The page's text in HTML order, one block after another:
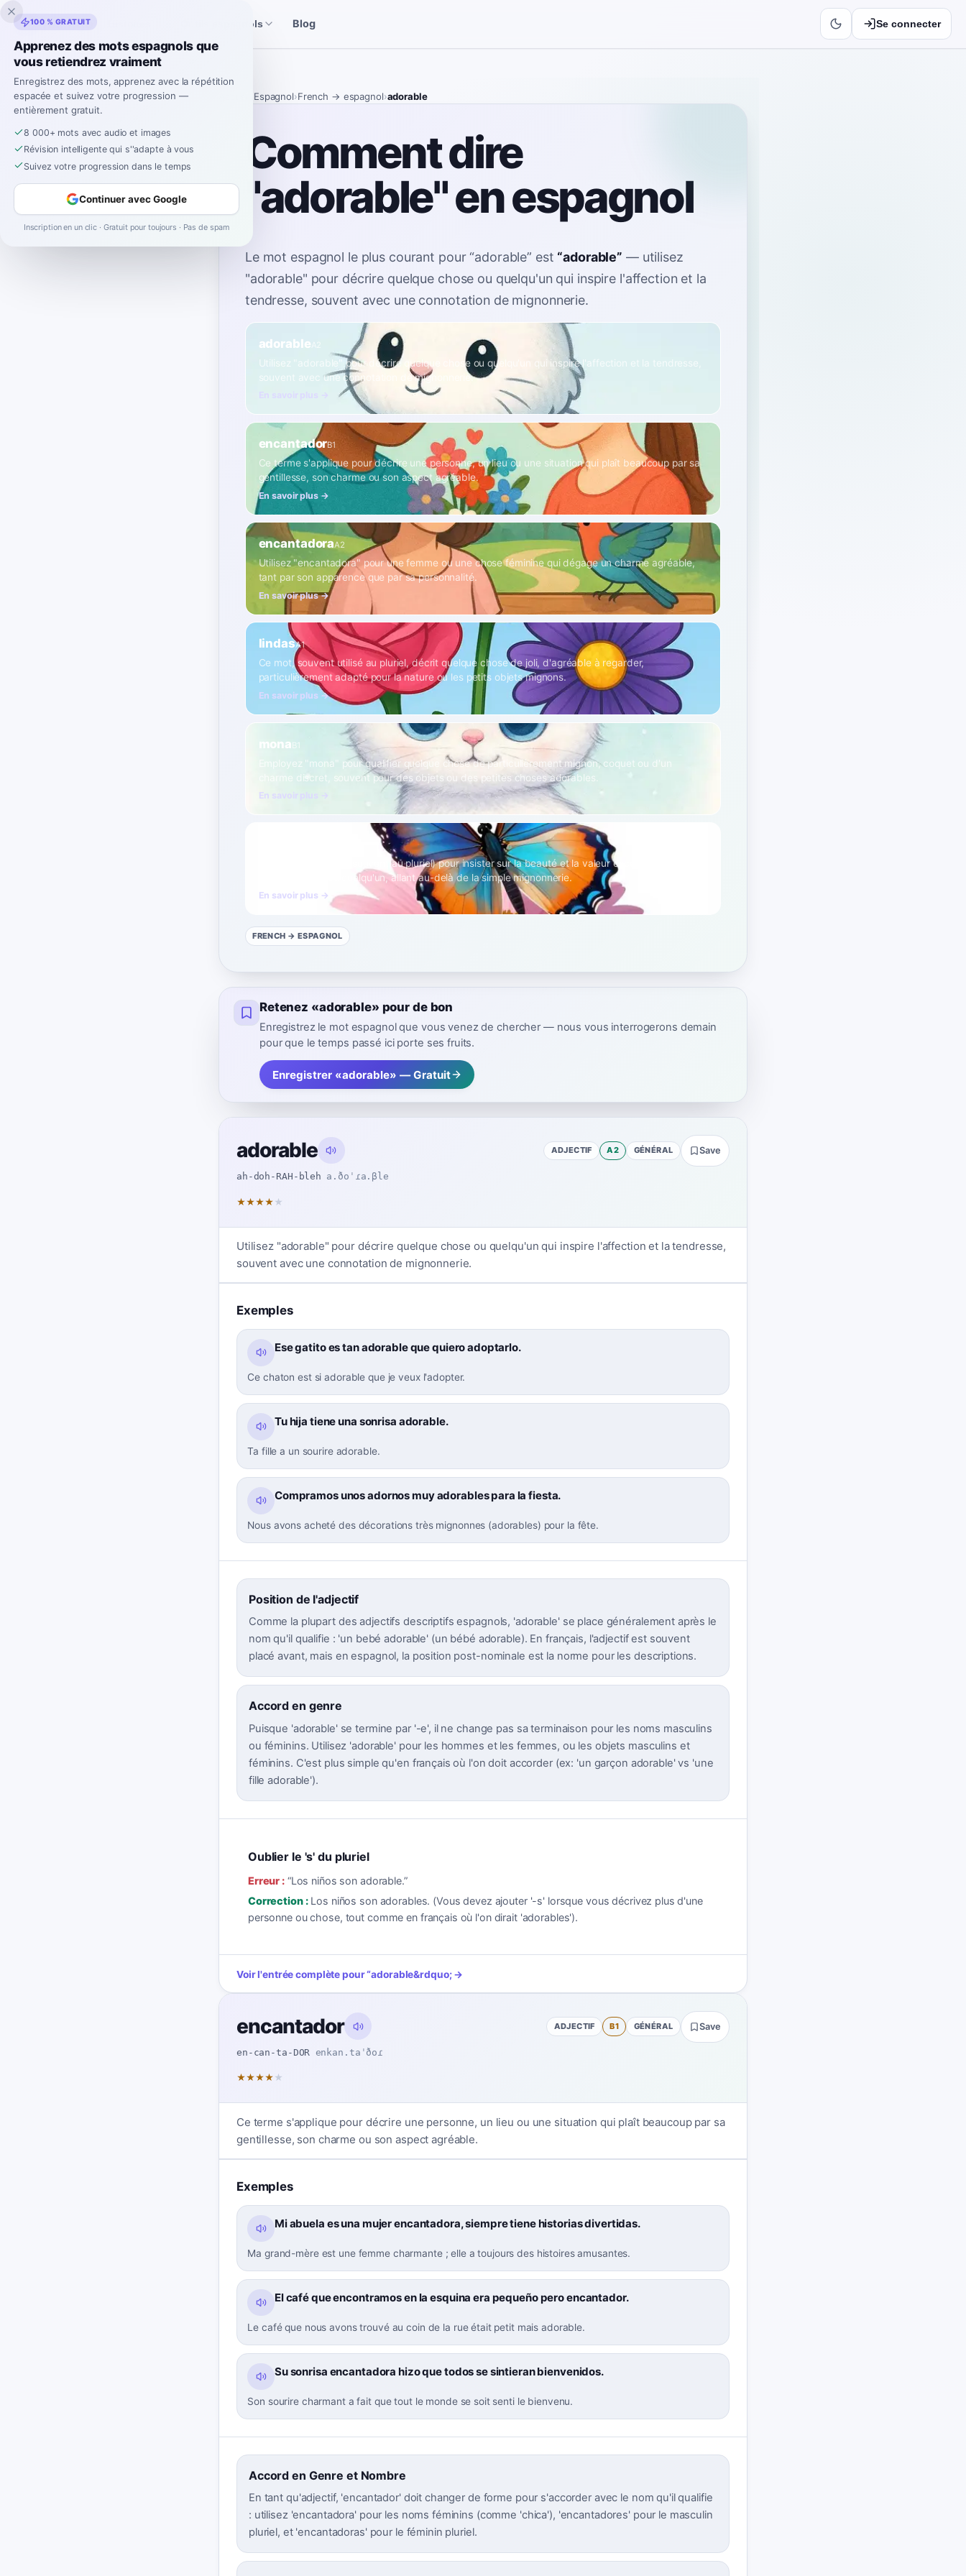
Inklingo Outils espagnols Blog Se connecter
Espagnol›French → espagnol›adorable
Comment dire
"adorable" en espagnol
Le mot espagnol le plus courant pour“adorable” est “adorable” — utilisez
"adorable" pour décrire quelque chose ou quelqu'un qui inspire l'affection et la
tendresse, souvent avec une connotation de mignonnerie.
adorableA2
Utilisez "adorable" pour décrire quelque chose ou quelqu'un qui inspire l'affection et la tendresse,
souvent avec une connotation de mignonnerie.
En savoir plus →
encantadorB1
Ce terme s'applique pour décrire une personne, un lieu ou une situation qui plaît beaucoup par sa
gentillesse, son charme ou son aspect agréable.
En savoir plus →
encantadoraA2
Utilisez "encantadora" pour une femme ou une chose féminine qui dégage un charme agréable,
tant par son apparence que par sa personnalité.
En savoir plus →
lindasA1
Ce mot, souvent utilisé au pluriel, décrit quelque chose de joli, d'agréable à regarder,
particulièrement adapté pour la nature ou les petits objets mignons.
En savoir plus →
monaB1
Employez "mona" pour qualifier quelque chose de particulièrement mignon, coquet ou d'un
charme discret, souvent pour des objets ou des petites choses adorables.
En savoir plus →
Utilisez "preciosos" (souvent au pluriel) pour insister sur la beauté et la valeur exceptionnelles de
quelque chose ou quelqu'un, allant au-delà de la simple mignonnerie.
En savoir plus →
FRENCH → ESPAGNOL
Retenez «adorable» pour de bon
Enregistrez le mot espagnol que vous venez de chercher — nous vous interrogerons demain
pour que le temps passé ici porte ses fruits.
Enregistrer «adorable» — Gratuit
adorable
ah-doh-RAH-bleh a.ðoˈɾa.βle
ADJECTIF A2 GÉNÉRAL Save
★★★★ ★
Utilisez "adorable" pour décrire quelque chose ou quelqu'un qui inspire l'affection et la tendresse,
souvent avec une connotation de mignonnerie.
Exemples
Ese gatito es tan adorable que quiero adoptarlo.
Ce chaton est si adorable que je veux l'adopter.
Tu hija tiene una sonrisa adorable.
Ta fille a un sourire adorable.
Compramos unos adornos muy adorables para la fiesta.
Nous avons acheté des décorations très mignonnes (adorables) pour la fête.
Position de l'adjectif
Comme la plupart des adjectifs descriptifs espagnols, 'adorable' se place généralement après le
nom qu'il qualifie : 'un bebé adorable' (un bébé adorable). En français, l'adjectif est souvent
placé avant, mais en espagnol, la position post-nominale est la norme pour les descriptions.
Accord en genre
Puisque 'adorable' se termine par '-e', il ne change pas sa terminaison pour les noms masculins
ou féminins. Utilisez 'adorable' pour les hommes et les femmes, ou les objets masculins et
féminins. C'est plus simple qu'en français où l'on doit accorder (ex: 'un garçon adorable' vs 'une
fille adorable').
Oublier le 's' du pluriel
Erreur :“Los niños son adorable.”
Correction : Los niños son adorables. (Vous devez ajouter '-s' lorsque vous décrivez plus d'une
personne ou chose, tout comme en français où l'on dirait 'adorables').
Voir l'entrée complète pour“adorable&rdquo; →
encantador
en-can-ta-DOR enkan.taˈðoɾ
ADJECTIF B1 GÉNÉRAL Save
★★★★ ★
Ce terme s'applique pour décrire une personne, un lieu ou une situation qui plaît beaucoup par sa
gentillesse, son charme ou son aspect agréable.
Exemples
Mi abuela es una mujer encantadora, siempre tiene historias divertidas.
Ma grand-mère est une femme charmante ; elle a toujours des histoires amusantes.
El café que encontramos en la esquina era pequeño pero encantador.
Le café que nous avons trouvé au coin de la rue était petit mais adorable.
Su sonrisa encantadora hizo que todos se sintieran bienvenidos.
Son sourire charmant a fait que tout le monde se soit senti le bienvenu.
Accord en Genre et Nombre
En tant qu'adjectif, 'encantador' doit changer de forme pour s'accorder avec le nom qu'il qualifie
: utilisez 'encantadora' pour les noms féminins (comme 'chica'), 'encantadores' pour le masculin
pluriel, et 'encantadoras' pour le féminin pluriel.
100 % GRATUIT
Apprenez des mots espagnols que
vous retiendrez vraiment
Enregistrez des mots, apprenez avec la répétition
espacée et suivez votre progression —
entièrement gratuit.
8 000+ mots avec audio et images
Révision intelligente qui s''adapte à vous
Suivez votre progression dans le temps
Continuer avec Google
Inscription en un clic · Gratuit pour toujours · Pas de spam